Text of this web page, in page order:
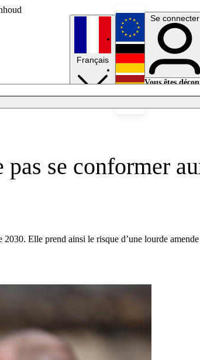
Français
English
Deutsch
Se connecter
Vous êtes
se conformer
Elle prend ainsi le risque d’une lourde